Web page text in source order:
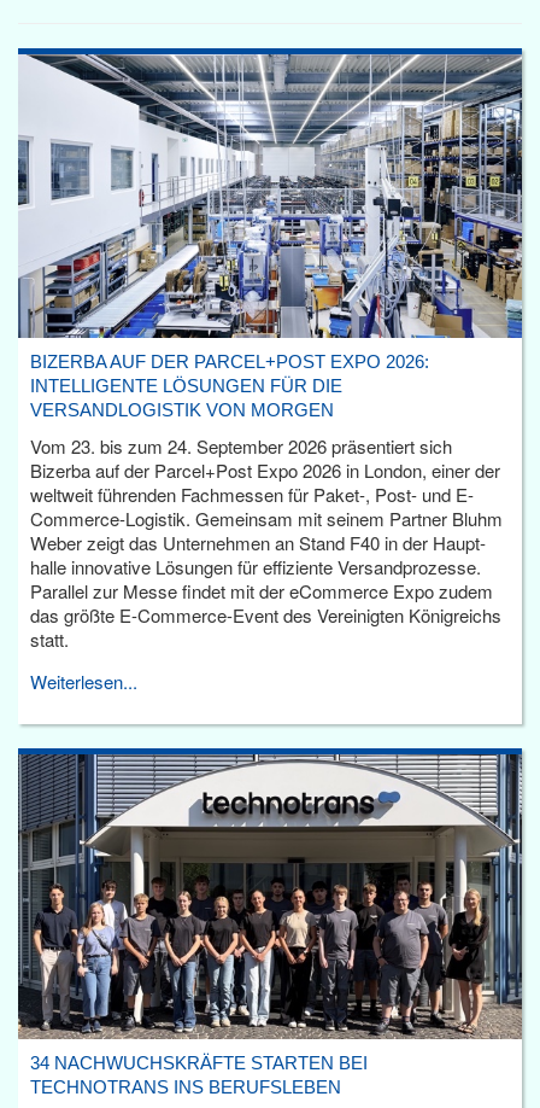
BIZERBA AUF DER PARCEL+POST EXPO 2026:
INTELLIGENTE LÖSUNGEN FÜR DIE
VERSANDLOGISTIK VON MORGEN
Vom 23. bis zum 24. September 2026 präsentiert sich
Bizerba auf der Parcel+Post Expo 2026 in London, einer der
weltweit führenden Fachmessen für Paket-, Post- und E-
Commerce-Logistik. Gemeinsam mit seinem Partner Bluhm
Weber zeigt das Unternehmen an Stand F40 in der Haupt­
halle innovative Lösungen für effiziente Versandprozesse.
Parallel zur Messe findet mit der eCommerce Expo zudem
das größte E-Commerce-Event des Vereinigten Königreichs
statt.
Weiterlesen...
34 NACHWUCHSKRÄFTE STARTEN BEI
TECHNOTRANS INS BERUFSLEBEN